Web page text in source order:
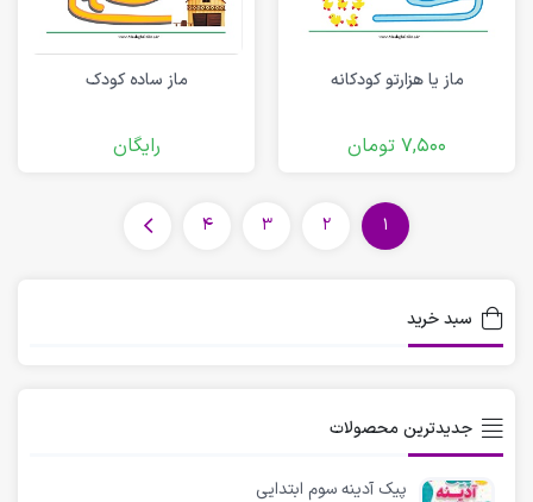
ماز یا هزارتو کودکانه
7,500 تومان
ماز ساده کودک
رایگان
1
2
3
4
سبد خرید
جدیدترین محصولات
پیک آدینه سوم ابتدایی